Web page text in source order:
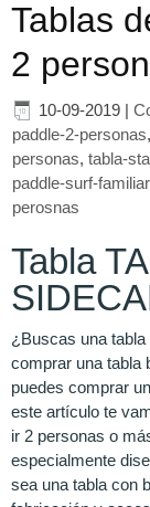
Tablas
2
10-09-2019
paddle-2-personas,
personas, tabla-
paddle-surf-familiar
perosnas
Tabla
¿Buscas una
comprar una tabla
puedes comprar
este artículo te
ir 2 personas o
especialmente
sea una tabla con